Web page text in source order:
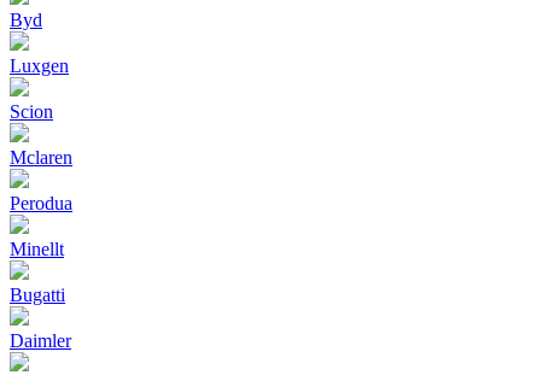
Byd
Luxgen
Scion
Mclaren
Perodua
Minellt
Bugatti
Daimler